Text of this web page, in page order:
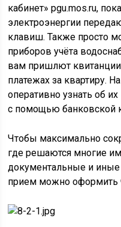
кабинет» pgu.mos.ru,
электроэнергии
клавиш. Также просто
приборов учёта
вам пришлют
платежах за квартиру.
оперативно узнать об
с помощью банковской
Чтобы максимально
где решаются многие
документальные и
прием можно оформить